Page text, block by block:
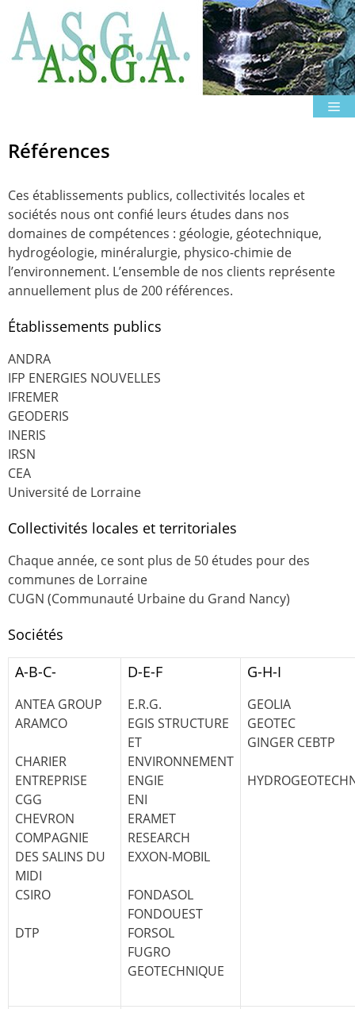
contenu
Références
Ces établissements publics, collectivités locales et
sociétés nous ont confié leurs études dans nos
domaines de compétences : géologie, géotechnique,
hydrogéologie, minéralurgie, physico-chimie de
l’environnement. L’ensemble de nos clients représente
annuellement plus de 200 références.
Établissements publics
ANDRA
IFP ENERGIES NOUVELLES
IFREMER
GEODERIS
INERIS
IRSN
CEA
Université de Lorraine
Collectivités locales et territoriales
Chaque année, ce sont plus de 50 études pour des
communes de Lorraine
CUGN (Communauté Urbaine du Grand Nancy)
Sociétés
A-B-C-
ANTEA GROUP
ARAMCO
CHARIER
ENTREPRISE
CGG
CHEVRON
COMPAGNIE
DES SALINS DU
MIDI
CSIRO
DTP
D-E-F
E.R.G.
EGIS STRUCTURE
ET
ENVIRONNEMENT
ENGIE
ENI
ERAMET
RESEARCH
EXXON-MOBIL
FONDASOL
FONDOUEST
FORSOL
FUGRO
GEOTECHNIQUE
G-H-I
GEOLIA
GEOTEC
GINGER CEBTP